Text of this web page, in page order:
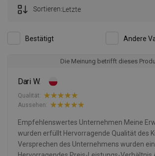
Bestätigt Andere
Sortieren:Letzte
Die Meinung betrifft dieses
Dari W.
Qualität:
Aussehen:
Empfehlenswertes Unternehmen Meine
wurden erfüllt Hervorragende Qualität des
Versprechen des Unternehmens wurden